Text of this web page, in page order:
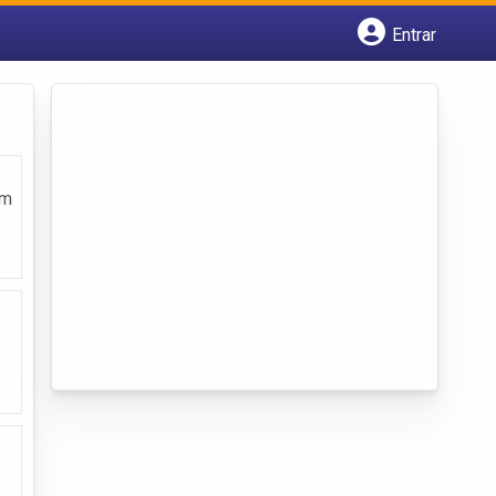
Entrar